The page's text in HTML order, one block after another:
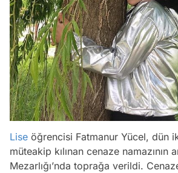
Lise öğrencisi Fatmanur Yücel, dün
müteakip kılınan cenaze namazının
Mezarlığı’nda toprağa verildi.